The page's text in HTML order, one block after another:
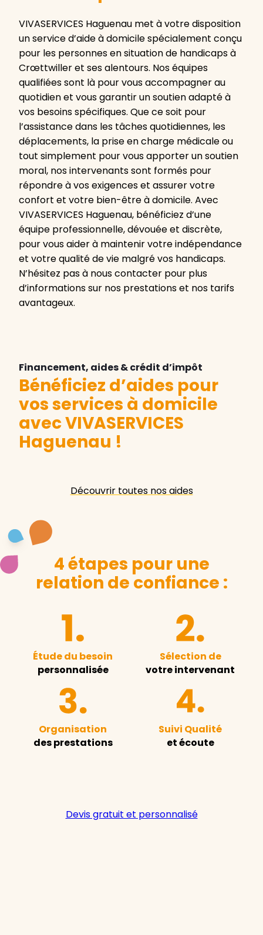
VIVASERVICES Haguenau met à votre disposition
un service d’aide à domicile spécialement conçu
pour les personnes en situation de handicaps à
Crœttwiller et ses alentours. Nos équipes
qualifiées sont là pour vous accompagner au
quotidien et vous garantir un soutien adapté à
vos besoins spécifiques. Que ce soit pour
l’assistance dans les tâches quotidiennes, les
déplacements, la prise en charge médicale ou
tout simplement pour vous apporter un soutien
moral, nos intervenants sont formés pour
répondre à vos exigences et assurer votre
confort et votre bien-être à domicile. Avec
VIVASERVICES Haguenau, bénéficiez d’une
équipe professionnelle, dévouée et discrète,
pour vous aider à maintenir votre indépendance
et votre qualité de vie malgré vos handicaps.
N’hésitez pas à nous contacter pour plus
d’informations sur nos prestations et nos tarifs
avantageux.
Financement, aides & crédit d’impôt
Bénéficiez d’aides pour
vos services à domicile
avec VIVASERVICES
Haguenau !
Découvrir toutes nos aides
4 étapes pour une
relation de confiance :
Étude du besoin
personnalisée
Sélection de
votre intervenant
Organisation
des prestations
Suivi Qualité
et écoute
Devis gratuit et personnalisé